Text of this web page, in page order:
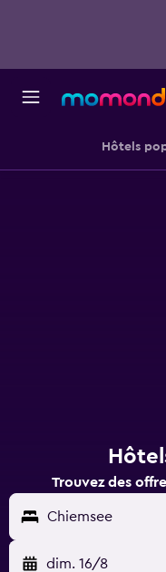
Hôtels
Trouvez des
Chiemsee
dim. 16/8